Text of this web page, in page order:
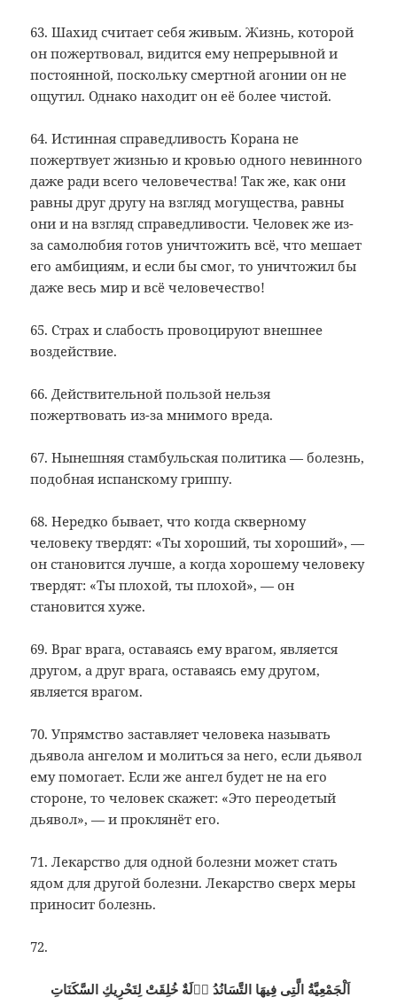
63. Шахид считает себя живым. Жизнь, которой
он пожертвовал, видится ему непрерывной и
постоянной, поскольку смертной агонии он не
ощутил. Однако находит он её более чистой.
64. Истинная справедливость Корана не
пожертвует жизнью и кровью одного невинного
даже ради всего человечества! Так же, как они
равны друг другу на взгляд могущества, равны
они и на взгляд справедливости. Человек же из-
за самолюбия готов уничтожить всё, что мешает
его амбициям, и если бы смог, то уничтожил бы
даже весь мир и всё человечество!
65. Страх и слабость провоцируют внешнее
воздействие.
66. Действительной пользой нельзя
пожертвовать из-за мнимого вреда.
67. Нынешняя стамбульская политика — болезнь,
подобная испанскому гриппу.
68. Нередко бывает, что когда скверному
человеку твердят: «Ты хороший, ты хороший», —
он становится лучше, а когда хорошему человеку
твердят: «Ты плохой, ты плохой», — он
становится хуже.
69. Враг врага, оставаясь ему врагом, является
другом, а друг врага, оставаясь ему другом,
является врагом.
70. Упрямство заставляет человека называть
дьявола ангелом и молиться за него, если дьявол
ему помогает. Если же ангел будет не на его
стороне, то человек скажет: «Это переодетый
дьявол», — и проклянёт его.
71. Лекарство для одной болезни может стать
ядом для другой болезни. Лекарство сверх меры
приносит болезнь.
72.
اَلْجَمْعِيَّةُ الَّتِى فِيهَا التَّسَانُدُ اۤلَةٌ خُلِقَتْ لِتَحْرِيكِ السَّكَنَاتِ